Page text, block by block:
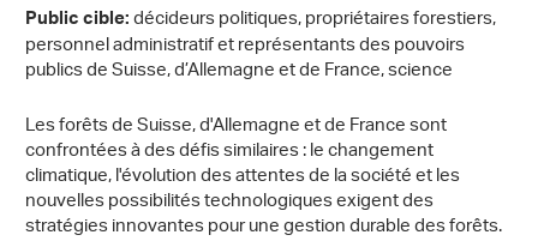
Public cible:décideurs politiques, propriétaires forestiers,
personnel administratif et représentants des pouvoirs
publics de Suisse, d’Allemagne et de France, science
Les forêts de Suisse, d'Allemagne et de France sont
confrontées à des défis similaires : le changement
climatique, l'évolution des attentes de la société et les
nouvelles possibilités technologiques exigent des
stratégies innovantes pour une gestion durable des forêts.